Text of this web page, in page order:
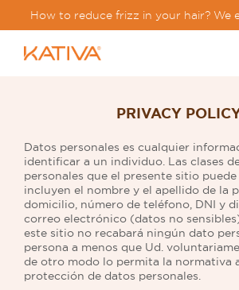
How to reduce frizz in your hair? We
PRIVACY
Datos personales es cualquier
identificar a un individuo. Las clases
personales que el presente sitio
incluyen el nombre y el apellido de la
domicilio, número de teléfono, DNI y
correo electrónico (datos no
este sitio no recabará ningún dato
persona a menos que Ud.
de otro modo lo permita la normativa
protección de datos personales.